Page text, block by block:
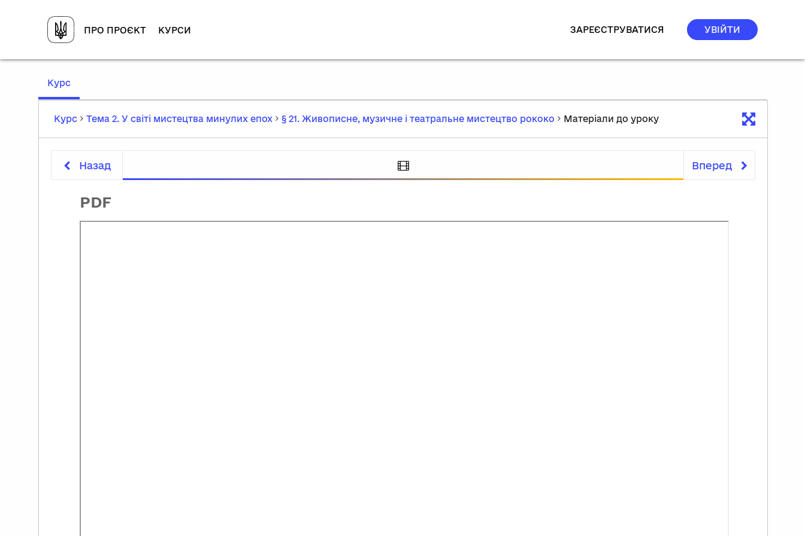
ПРО ПРОЄКТ КУРСИ ЗАРЕЄСТРУВАТИСЯ УВІЙТИ
Курс,
Курс
Тема 2. У світі мистецтва минулих епох § 21. Живописне, музичне і театральне мистецтво рококо Матеріали до уроку
Назад Вперед
PDF